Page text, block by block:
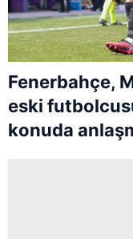
Fenerbahçe,
eski
konuda